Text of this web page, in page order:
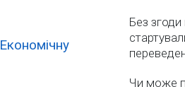
Економічну
Без
Чи може